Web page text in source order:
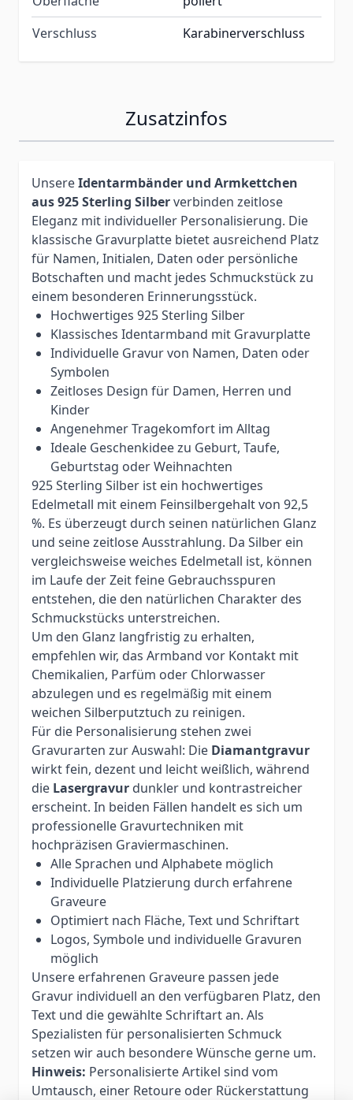
Verschluss
Karabinerverschluss
Zusatzinfos
UnsereIdentarmbänder und Armkettchen
aus 925 Sterling Silberverbinden zeitlose
Eleganz mit individueller Personalisierung. Die
klassische Gravurplatte bietet ausreichend Platz
für Namen, Initialen, Daten oder persönliche
Botschaften und macht jedes Schmuckstück zu
einem besonderen Erinnerungsstück.
Hochwertiges 925 Sterling Silber
Klassisches Identarmband mit Gravurplatte
Individuelle Gravur von Namen, Daten oder
Symbolen
Zeitloses Design für Damen, Herren und
Kinder
Angenehmer Tragekomfort im Alltag
Ideale Geschenkidee zu Geburt, Taufe,
Geburtstag oder Weihnachten
925 Sterling Silber ist ein hochwertiges
Edelmetall mit einem Feinsilbergehalt von 92,5
%. Es überzeugt durch seinen natürlichen Glanz
und seine zeitlose Ausstrahlung. Da Silber ein
vergleichsweise weiches Edelmetall ist, können
im Laufe der Zeit feine Gebrauchsspuren
entstehen, die den natürlichen Charakter des
Schmuckstücks unterstreichen.
Um den Glanz langfristig zu erhalten,
empfehlen wir, das Armband vor Kontakt mit
Chemikalien, Parfüm oder Chlorwasser
abzulegen und es regelmäßig mit einem
weichen Silberputztuch zu reinigen.
Für die Personalisierung stehen zwei
Gravurarten zur Auswahl: Die Diamantgravur
wirkt fein, dezent und leicht weißlich, während
die Lasergravur dunkler und kontrastreicher
erscheint. In beiden Fällen handelt es sich um
professionelle Gravurtechniken mit
hochpräzisen Graviermaschinen.
Alle Sprachen und Alphabete möglich
Individuelle Platzierung durch erfahrene
Graveure
Optimiert nach Fläche, Text und Schriftart
Logos, Symbole und individuelle Gravuren
möglich
Unsere erfahrenen Graveure passen jede
Gravur individuell an den verfügbaren Platz, den
Text und die gewählte Schriftart an. Als
Spezialisten für personalisierten Schmuck
setzen wir auch besondere Wünsche gerne um.
Hinweis: Personalisierte Artikel sind vom
Umtausch, einer Retoure oder Rückerstattung